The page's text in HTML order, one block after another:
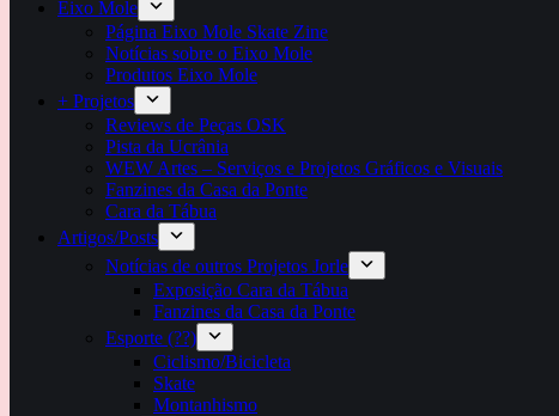
Eixo Mole
Página Eixo Mole Skate Zine
Notícias sobre o Eixo Mole
Produtos Eixo Mole
+ Projetos
Reviews de Peças OSK
Pista da Ucrânia
WEW Artes – Serviços e Projetos Gráficos e Visuais
Fanzines da Casa da Ponte
Cara da Tábua
Artigos/Posts
Notícias de outros Projetos Jorle
Exposição Cara da Tábua
Fanzines da Casa da Ponte
Esporte (??)
Ciclismo/Bicicleta
Skate
Montanhismo